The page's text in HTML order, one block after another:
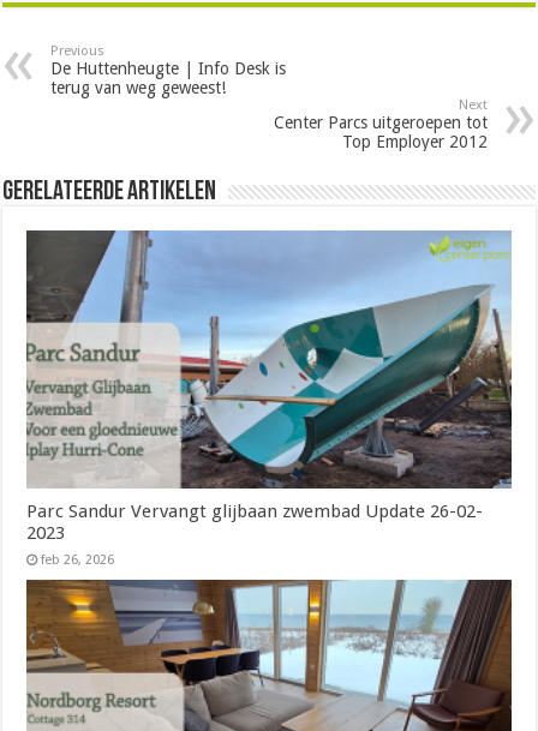
Previous
De Huttenheugte | Info Desk is
terug van weg geweest!
Next
Center Parcs uitgeroepen tot
Top Employer 2012
Gerelateerde Artikelen
Parc Sandur Vervangt glijbaan zwembad Update 26-02-
2023
feb 26, 2026